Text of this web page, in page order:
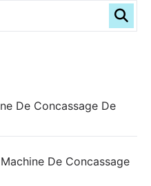
De Concassage De
De Concassage